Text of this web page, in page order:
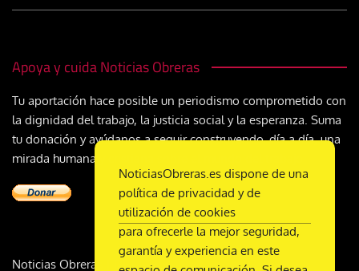
Apoya y cuida Noticias Obreras
Tu aportación hace posible un periodismo comprometido con
la dignidad del trabajo, la justicia social y la esperanza. Suma
tu donación y ayúdanos a seguir construyendo, día a día, una
mirada humana y cristiana sobre el mundo del trabajo
Noticias Obreras | DL M-2359-1958 | ISSN 2340-9231 |
NoticiasObreras.es dispone de una
política de privacidad y de
utilización de cookies
para ofrecerle la mejor seguridad,
garantía y experiencia en este